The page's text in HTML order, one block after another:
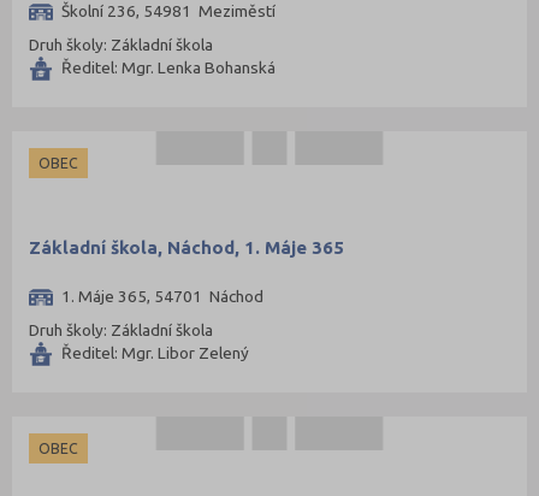
Školní 236, 54981 Meziměstí
Druh školy: Základní škola
Ředitel: Mgr. Lenka Bohanská
OBEC
Základní škola, Náchod, 1. Máje 365
1. Máje 365, 54701 Náchod
Druh školy: Základní škola
Ředitel: Mgr. Libor Zelený
OBEC